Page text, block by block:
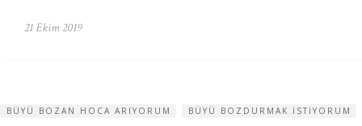
21 Ekim 2019
BÜYÜ BOZAN HOCA ARIYORUM
BÜYÜ BOZDURMAK ISTIYORUM